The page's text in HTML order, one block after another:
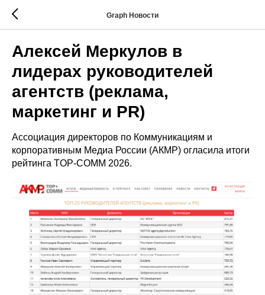
Graph Новости
Алексей Меркулов в
лидерах руководителей
агентств (реклама,
маркетинг и PR)
Ассоциация директоров по Коммуникациям и
корпоративным Медиа России (АКМР) огласила итоги
рейтинга TOP-COMM 2026.